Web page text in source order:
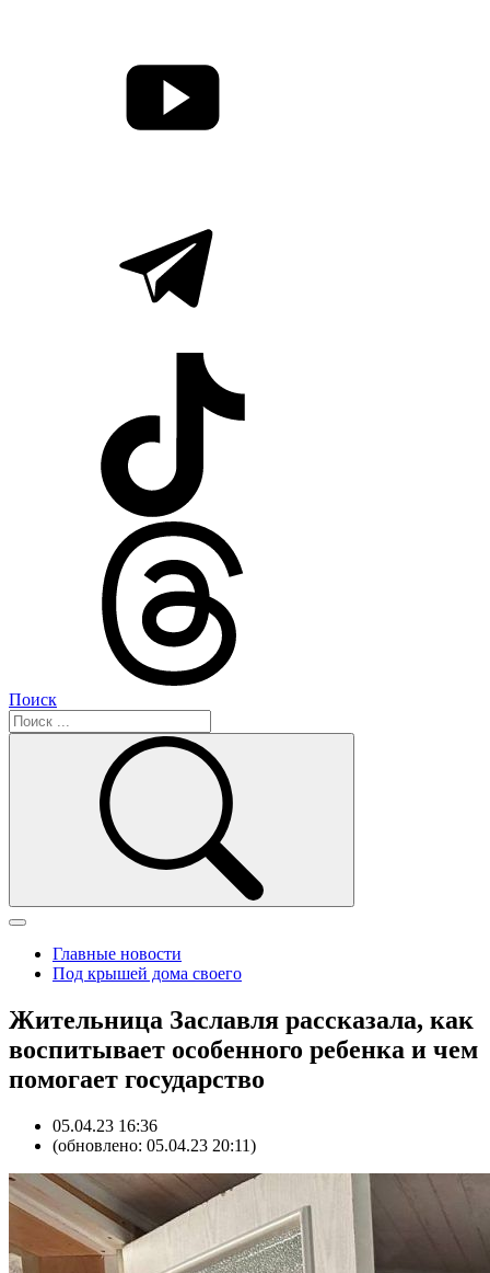
Поиск
Главные новости
Под крышей дома своего
Жительница Заславля рассказала, как
воспитывает особенного ребенка и чем
помогает государство
05.04.23 16:36
(обновлено: 05.04.23 20:11)